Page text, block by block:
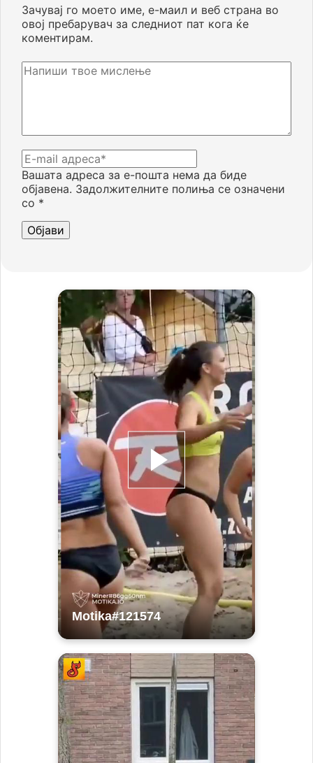
Вашата адреса за е-пошта нема да биде
објавена. Задолжителните полиња се означени
со *
Зачувај го моето име, е-маил и веб страна во
овој пребарувач за следниот пат кога ќе
коментирам.